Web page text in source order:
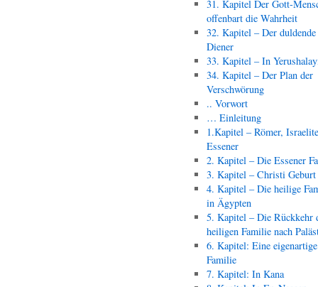
31. Kapitel Der Gott-
offenbart die Wahrheit
32. Kapitel – Der duldende
Diener
33. Kapitel – In
34. Kapitel – Der Plan der
Verschwörung
.. Vorwort
… Einleitung
1.Kapitel – Römer,
Essener
2. Kapitel – Die Essener
3. Kapitel – Christi Geburt
4. Kapitel – Die heilige
in Ägypten
5. Kapitel – Die Rückkehr
heiligen Familie nach
6. Kapitel: Eine eigenartige
Familie
7. Kapitel: In Kana